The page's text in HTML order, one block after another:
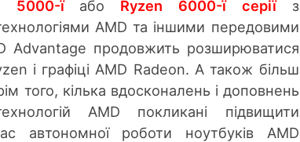
5000-їабо Ryzen 6000-ї серіїз
AMD та іншими передовими
Advantage продовжить розширюватися
і графіці AMD Radeon. А також більш
того, кілька вдосконалень і доповнень
AMD покликані підвищити
автономної роботи ноутбуків AMD